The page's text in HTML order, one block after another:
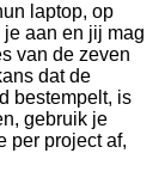
laptop, op
aan en jij mag
van de zeven
dat de
bestempelt, is
gebruik je
per project af,